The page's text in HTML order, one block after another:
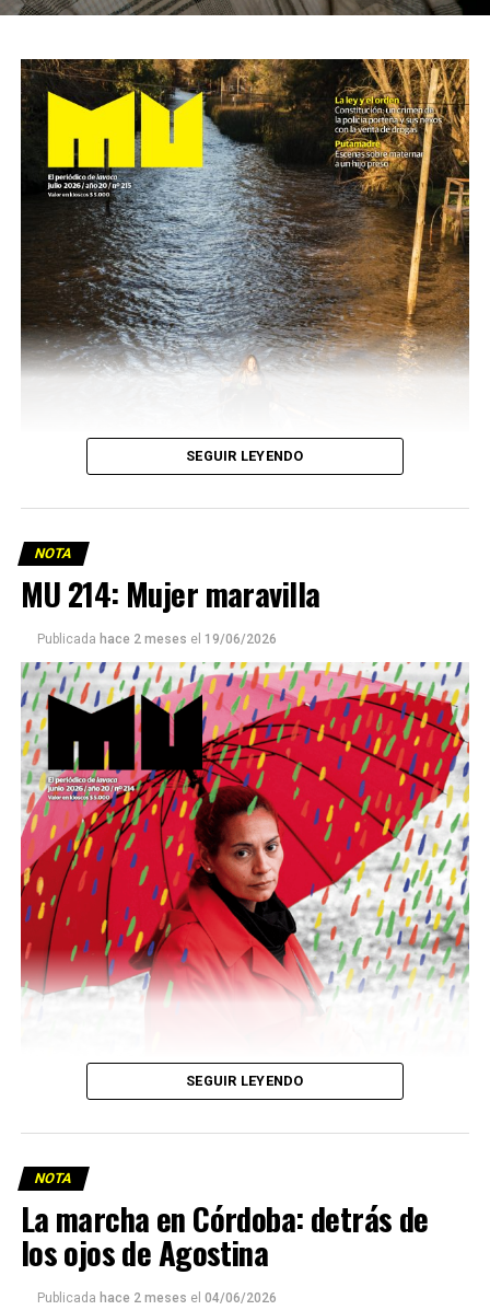
Este número 215 de MU ☝️viene con doble tapa, que
podría ser una frase:
Sin chamuyo, a remarla.
Descargar la Mu en PDF
Viaje a la vida en el Delta: Y la nave
SEGUIR LEYENDO
NOTA
MU 214: Mujer maravilla
Publicada hace 2 meses el 19/06/2026
SEGUIR LEYENDO
NOTA
La marcha en Córdoba: detrás de
los ojos de Agostina
Publicada hace 2 meses el 04/06/2026